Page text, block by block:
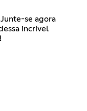
se agora
incrível